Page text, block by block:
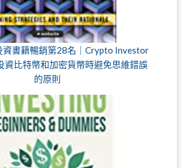
資書籍暢銷第28名｜Crypto Investor
資比特幣和加密貨幣時避免思維錯誤
的原則